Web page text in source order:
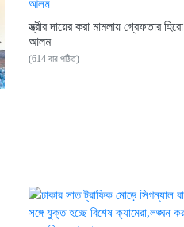
স্ত্রীর দায়ের করা মামলায় গ্রেফতার হিরো
আলম
(614 বার পঠিত)